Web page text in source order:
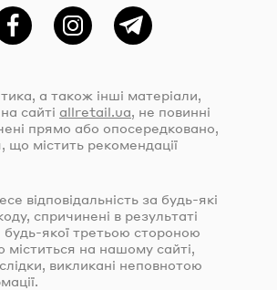
ФейсбукInstagramTelegram
а також інші матеріали,
сайті allretail.ua, не повинні
прямо або опосередковано,
що містить рекомендації
відповідальність за будь-які
спричинені в результаті
будь-якої третьою стороною
міститься на нашому сайті,
викликані неповнотою